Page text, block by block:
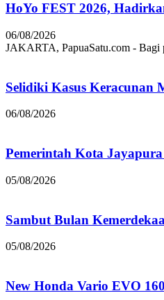
HoYo FEST 2026,
06/08/2026
JAKARTA, PapuaSatu.com - Bagi
Selidiki Kasus Keracunan
06/08/2026
Pemerintah Kota
05/08/2026
Sambut Bulan
05/08/2026
New Honda Vario EVO